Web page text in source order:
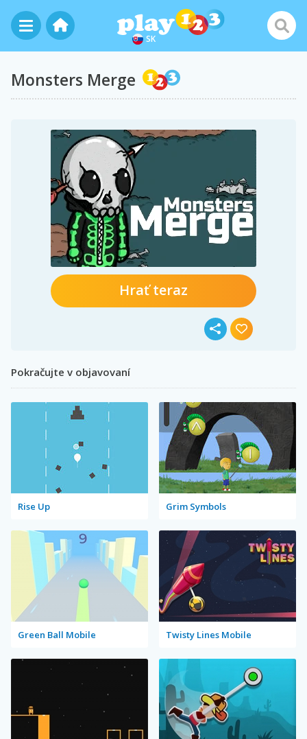
SK
Monsters Merge
Hrať teraz
Pokračujte v objavovaní
Rise Up Grim Symbols
Green Ball Mobile Twisty Lines Mobile